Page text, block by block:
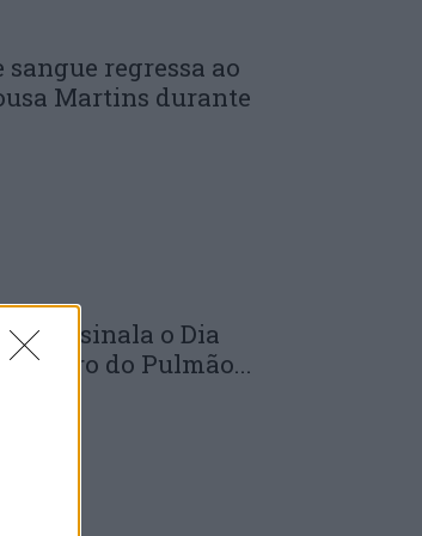
sangue regressa ao
Martins durante
assinala o Dia
Cancro do Pulmão...